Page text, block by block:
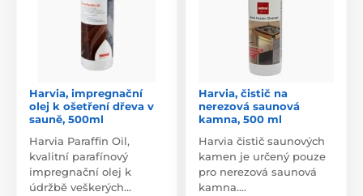
Harvia, impregnační
olej k ošetření dřeva v
sauně, 500ml
Harvia Paraffin Oil,
kvalitní parafínový
impregnační olej k
údržbě veškerých…
Harvia, čistič na
nerezová saunová
kamna, 500 ml
Harvia čistič saunových
kamen je určený pouze
pro nerezová saunová
kamna.…